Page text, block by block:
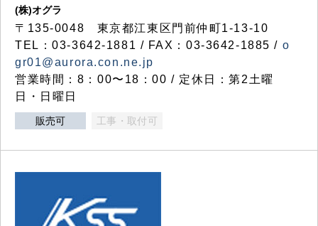
(株)オグラ
〒135-0048 東京都江東区門前仲町1-13-10
TEL：03-3642-1881 / FAX：03-3642-1885 / o
gr01@aurora.con.ne.jp
営業時間：8：00〜18：00 / 定休日：第2土曜
日・日曜日
販売可 工事・取付可